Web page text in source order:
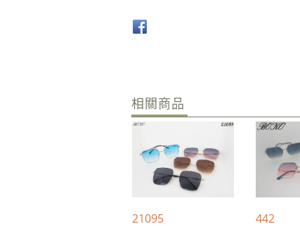
相關商品
21095 442